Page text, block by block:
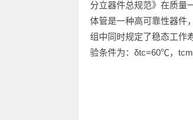
分立器件总规范》在质量
体管是一种高可靠性器件
组中同时规定了稳态工作
验条件为：δtc=60℃，